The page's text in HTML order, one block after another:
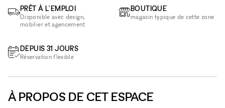
PRÊT À L'EMPLOI
Disponible avec design,
mobilier et agencement
DEPUIS 31 JOURS
Réservation flexible
BOUTIQUE
magasin typique de cette zone
À PROPOS DE CET ESPACE